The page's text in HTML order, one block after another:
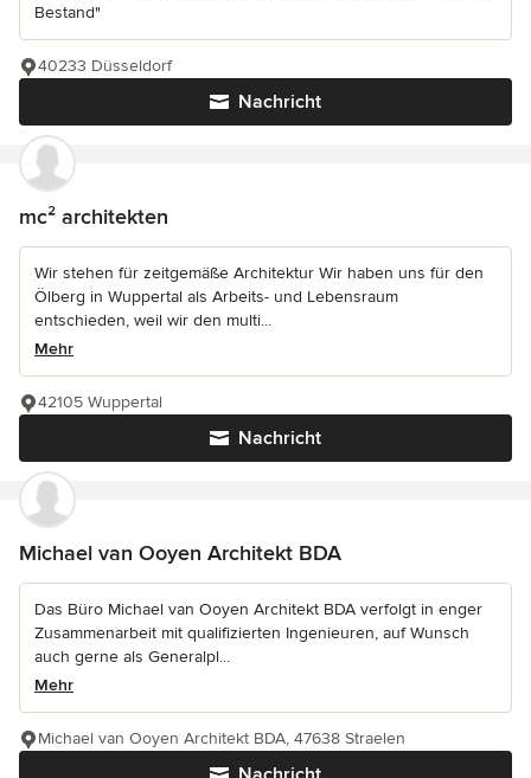
Bestand"
Nachricht
40233 Düsseldorf
mc² architekten
Wir stehen für zeitgemäße Architektur Wir haben uns für den
Ölberg in Wuppertal als Arbeits- und Lebensraum
entschieden, weil wir den multi...
Mehr
Nachricht
42105 Wuppertal
Michael van Ooyen Architekt BDA
Das Büro Michael van Ooyen Architekt BDA verfolgt in enger
Zusammenarbeit mit qualifizierten Ingenieuren, auf Wunsch
auch gerne als Generalpl...
Mehr
Michael van Ooyen Architekt BDA, 47638 Straelen